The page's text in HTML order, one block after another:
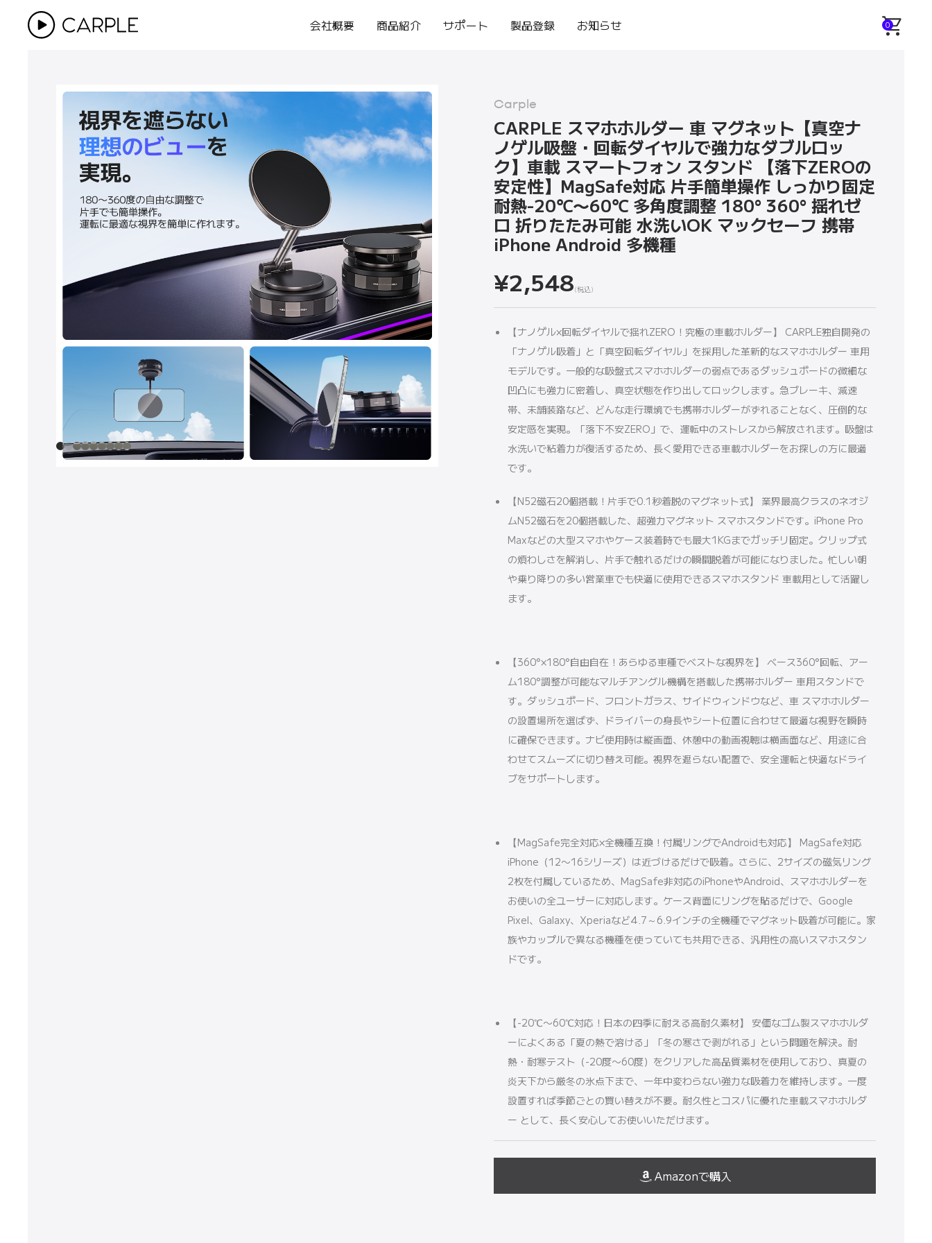
会社概要 商品紹介 サポート 製品登録 お知らせ 0
Carple
CARPLE スマホホルダー 車 マグネット【真空ナ
ノゲル吸盤・回転ダイヤルで強力なダブルロッ
ク】車載 スマートフォン スタンド 【落下ZEROの
安定性】MagSafe対応 片手簡単操作 しっかり固定
耐熱-20℃〜60℃ 多角度調整 180° 360° 揺れゼ
ロ 折りたたみ可能 水洗いOK マックセーフ 携帯
iPhone Android 多機種
¥2,548(税込)
【ナノゲル×回転ダイヤルで揺れZERO！究極の車載ホルダー】 CARPLE独自開発の
「ナノゲル吸着」と「真空回転ダイヤル」を採用した革新的なスマホホルダー 車用
モデルです。一般的な吸盤式スマホホルダーの弱点であるダッシュボードの微細な
凹凸にも強力に密着し、真空状態を作り出してロックします。急ブレーキ、減速
帯、未舗装路など、どんな走行環境でも携帯ホルダーがずれることなく、圧倒的な
安定感を実現。「落下不安ZERO」で、運転中のストレスから解放されます。吸盤は
水洗いで粘着力が復活するため、長く愛用できる車載ホルダーをお探しの方に最適
です。
【N52磁石20個搭載！片手で0.1秒着脱のマグネット式】 業界最高クラスのネオジ
ムN52磁石を20個搭載した、超強力マグネット スマホスタンドです。iPhone Pro
Maxなどの大型スマホやケース装着時でも最大1KGまでガッチリ固定。クリップ式
の煩わしさを解消し、片手で触れるだけの瞬間脱着が可能になりました。忙しい朝
や乗り降りの多い営業車でも快適に使用できるスマホスタンド 車載用として活躍し
ます。
【360°×180°自由自在！あらゆる車種でベストな視界を】 ベース360°回転、アー
ム180°調整が可能なマルチアングル機構を搭載した携帯ホルダー 車用スタンドで
す。ダッシュボード、フロントガラス、サイドウィンドウなど、車 スマホホルダー
の設置場所を選ばず、ドライバーの身長やシート位置に合わせて最適な視野を瞬時
に確保できます。ナビ使用時は縦画面、休憩中の動画視聴は横画面など、用途に合
わせてスムーズに切り替え可能。視界を遮らない配置で、安全運転と快適なドライ
ブをサポートします。
【MagSafe完全対応×全機種互換！付属リングでAndroidも対応】 MagSafe対応
iPhone（12〜16シリーズ）は近づけるだけで吸着。さらに、2サイズの磁気リング
2枚を付属しているため、MagSafe非対応のiPhoneやAndroid、スマホホルダーを
お使いの全ユーザーに対応します。ケース背面にリングを貼るだけで、Google
Pixel、Galaxy、Xperiaなど4.7～6.9インチの全機種でマグネット吸着が可能に。家
族やカップルで異なる機種を使っていても共用できる、汎用性の高いスマホスタン
ドです。
【-20℃〜60℃対応！日本の四季に耐える高耐久素材】 安価なゴム製スマホホルダ
ーによくある「夏の熱で溶ける」「冬の寒さで剥がれる」という問題を解決。耐
熱・耐寒テスト（-20度〜60度）をクリアした高品質素材を使用しており、真夏の
炎天下から厳冬の氷点下まで、一年中変わらない強力な吸着力を維持します。一度
設置すれば季節ごとの買い替えが不要。耐久性とコスパに優れた車載スマホホルダ
ー として、長く安心してお使いいただけます。
Amazonで購入